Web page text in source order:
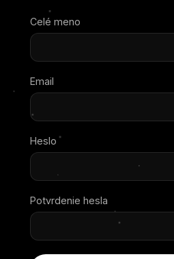
Celé meno
Email
Heslo
Potvrdenie hesla